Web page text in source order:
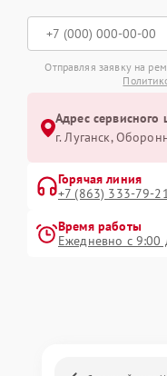
Отправляя заявку на
Адрес сервисного
г. Луганск,
Горячая линия
+7 (863) 333-79-
Время работы
Ежедневно с 9:00